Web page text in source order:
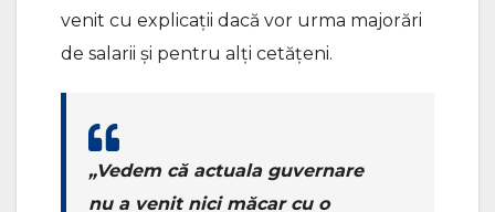
venit cu explicații dacă vor urma majorări
de salarii și pentru alți cetățeni.
„Vedem că actuala guvernare
nu a venit nici măcar cu o